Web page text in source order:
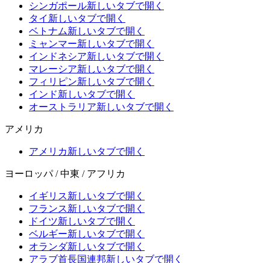
シンガポール新しいタブで開く
タイ 新しいタブで開く
ベトナム新しいタブで開く
ミャンマー新しいタブで開く
インドネシア新しいタブで開く
マレーシア新しいタブで開く
フィリピン新しいタブで開く
インド新しいタブで開く
オーストラリア新しいタブで開く
アメリカ
アメリカ新しいタブで開く
ヨーロッパ / 中東 / アフリカ
イギリス新しいタブで開く
フランス新しいタブで開く
ドイツ新しいタブで開く
ベルギー新しいタブで開く
オランダ新しいタブで開く
アラブ首長国連邦新しいタブで開く